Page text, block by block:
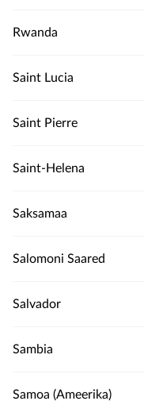
Rwanda
Saint Lucia
Saint Pierre
Saint-Helena
Saksamaa
Salomoni Saared
Salvador
Sambia
Samoa (Ameerika)